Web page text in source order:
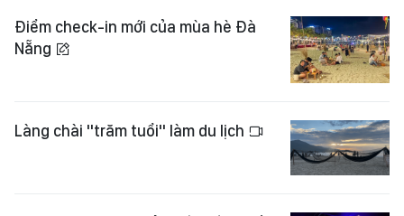
Điểm check-in mới của mùa hè Đà
Nẵng
Làng chài "trăm tuổi" làm du lịch